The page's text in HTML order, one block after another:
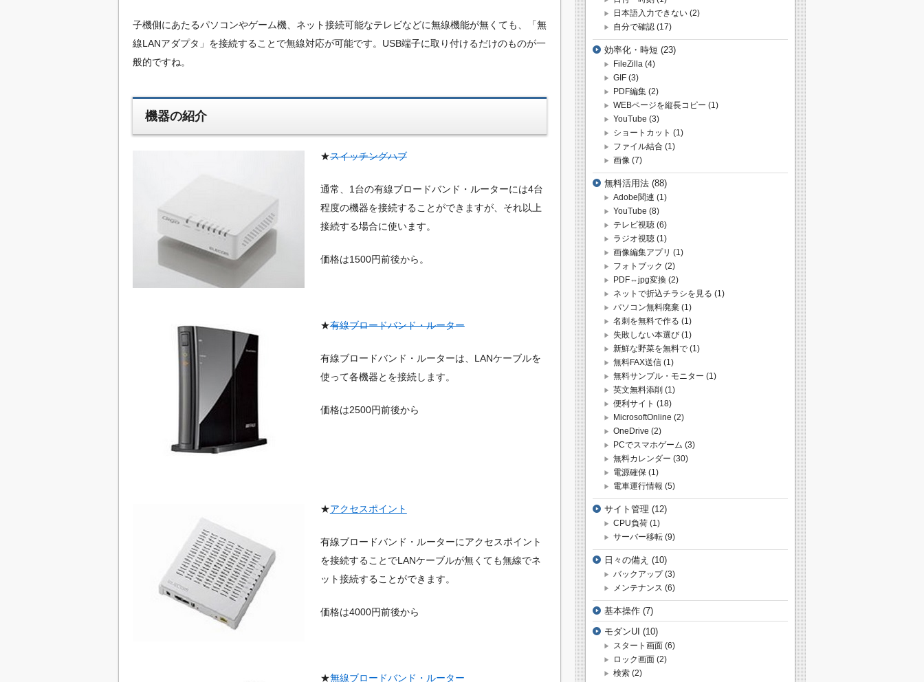
子機側にあたるパソコンやゲーム機、ネット接続可能なテレビなどに無線機能が無くても、「無
線LANアダプタ」を接続することで無線対応が可能です。USB端子に取り付けるだけのものが一
般的ですね。
機器の紹介
★スイッチングハブ
通常、1台の有線ブロードバンド・ルーターには4台
程度の機器を接続することができますが、それ以上
接続する場合に使います。
価格は1500円前後から。
★有線ブロードバンド・ルーター
有線ブロードバンド・ルーターは、LANケーブルを
使って各機器とを接続します。
価格は2500円前後から
★アクセスポイント
有線ブロードバンド・ルーターにアクセスポイント
を接続することでLANケーブルが無くても無線でネ
ット接続することができます。
価格は4000円前後から
★無線ブロードバンド・ルーター
日本語入力できない (2)
自分で確認 (17)
効率化・時短 (23)
FileZilla (4)
GIF (3)
PDF編集 (2)
WEBページを縦長コピー (1)
YouTube (3)
ショートカット (1)
ファイル結合 (1)
画像 (7)
無料活用法 (88)
Adobe関連 (1)
YouTube (8)
テレビ視聴 (6)
ラジオ視聴 (1)
画像編集アプリ (1)
フォトブック (2)
PDF⇔jpg変換 (2)
ネットで折込チラシを見る (1)
パソコン無料廃棄 (1)
名刺を無料で作る (1)
失敗しない本選び (1)
新鮮な野菜を無料で (1)
無料FAX送信 (1)
無料サンプル・モニター (1)
英文無料添削 (1)
便利サイト (18)
MicrosoftOnline (2)
OneDrive (2)
PCでスマホゲーム (3)
無料カレンダー (30)
電源確保 (1)
電車運行情報 (5)
サイト管理 (12)
CPU負荷 (1)
サーバー移転 (9)
日々の備え (10)
バックアップ(3)
メンテナンス (6)
基本操作 (7)
モダンUI (10)
スタート画面 (6)
ロック画面 (2)
検索 (2)